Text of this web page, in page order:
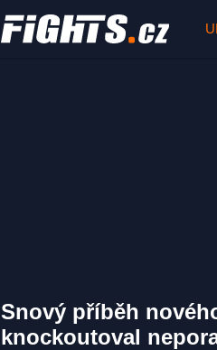
Snový příběh
knockoutoval